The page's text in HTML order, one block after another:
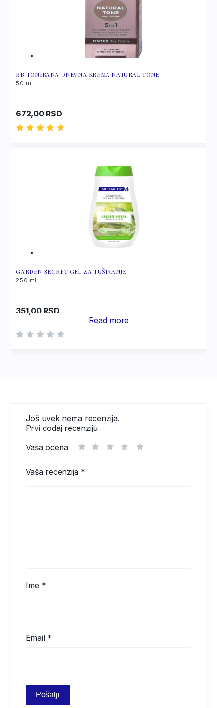
BB TONIRANA DNEVNA KREMA NATURAL TONE
50 ml
672,00 RSD
GARDEN SECRET GEL ZA TUŠIRANJE
250 ml
351,00 RSD
Read more
Još uvek nema recenzija.
Prvi dodaj recenziju
Vaša ocena
Vaša recenzija *
Ime *
Email *